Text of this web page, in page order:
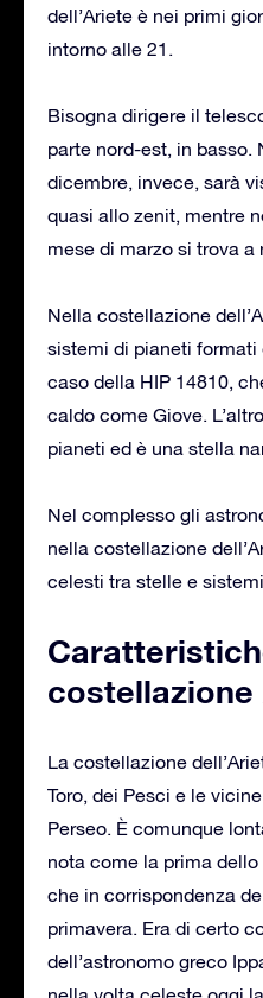
dell’Ariete è nei primi
intorno alle 21.
Bisogna dirigere il
parte nord-est, in basso.
dicembre, invece, sarà
quasi allo zenit, mentre
mese di marzo si trova a
Nella costellazione
sistemi di pianeti formati
caso della HIP 14810,
caldo come Giove.
pianeti ed è una stella
Nel complesso gli
nella costellazione
celesti tra stelle e
costellazione
La costellazione
Toro, dei Pesci e le
Perseo. È comunque
nota come la prima
che in corrispondenza
primavera. Era di certo
dell’astronomo greco